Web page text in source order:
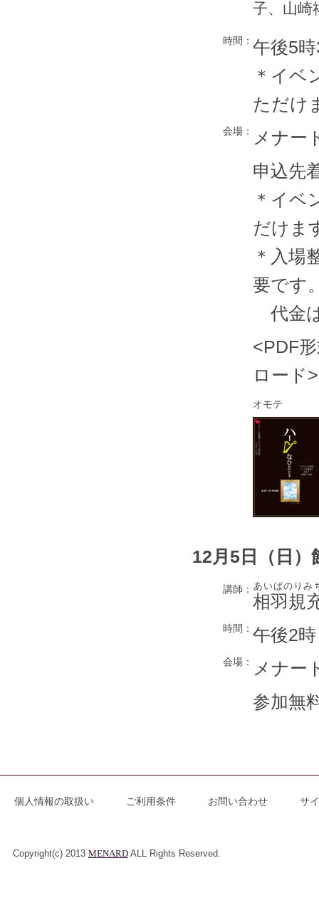
子、山崎
時間： 午後5
＊イベ
ただけ
会場：
メナー
申込先
＊イベ
だけま
＊入場
要です
代金
<PDF
ロード>
オモテ
12月5日（日）
講師：
相羽規
あいばのりみ
時間： 午後2
会場：
メナー
参加無
個人情報の取扱い ご利用条件 お問い合わせ サ
Copyright(c) 2013 MENARD ALL Rights Reserved.